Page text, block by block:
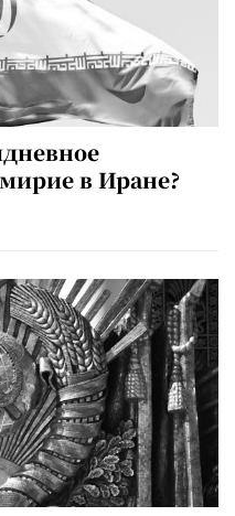
в Иране?